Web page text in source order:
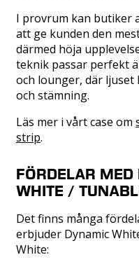
I provrum kan butiker
att ge kunden den
därmed höja
teknik passar perfekt
och lounger, där
och stämning.
Läs mer i vårt case om
strip.
FÖRDELAR
WHITE /
Det finns många
erbjuder Dynamic
White: